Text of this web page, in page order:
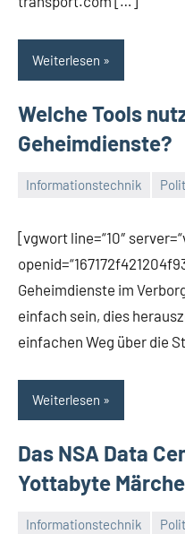
Weiterlesen
Welche Tools
Geheimdienste?
Informationstechnik
[vgwort line=“10″
Geheimdienste im
einfach sein, dies
einfachen Weg über die
Weiterlesen
Das NSA Data
Yottabyte
Informationstechnik